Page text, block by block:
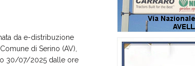
da e-distribuzione
di Serino (AV),
30/07/2025 dalle ore